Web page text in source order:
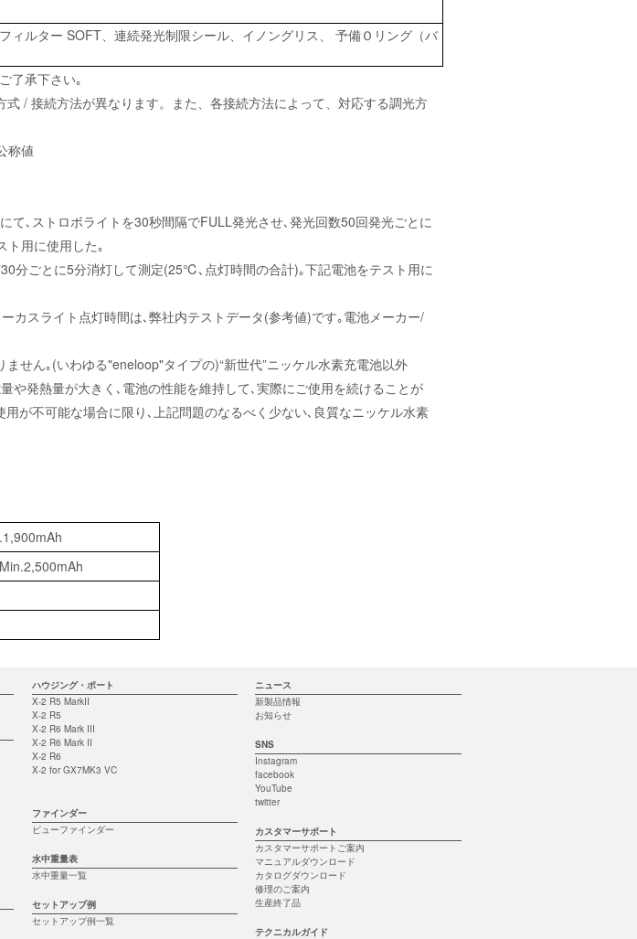
ィルター SOFT、連続発光制限シール、イノングリス、 予備Ｏリング（バ
了承下さい｡
/ 接続方法が異なります。また、各接続方法によって、対応する調光方
称値
､ストロボライトを30秒間隔でFULL発光させ､発光回数50回発光ごとに
用に使用した｡
分ごとに5分消灯して測定(25℃､点灯時間の合計)｡下記電池をテスト用に
カスライト点灯時間は､弊社内テストデータ(参考値)です｡電池メーカー/
せん｡(いわゆる"eneloop"タイプの)“新世代”ニッケル水素充電池以外
や発熱量が大きく､電池の性能を維持して､実際にご使用を続けることが
が不可能な場合に限り､上記問題のなるべく少ない､良質なニッケル水素
ハウジング・ポート
X-2 R5 MarkII
X-2 R5
X-2 R6 Mark III
X-2 R6 Mark II
X-2 R6
X-2 for GX7MK3 VC
ファインダー
ビューファインダー
水中重量表
水中重量一覧
セットアップ例
セットアップ例一覧
ニュース
新製品情報
お知らせ
SNS
Instagram
facebook
YouTube
twitter
カスタマーサポート
カスタマーサポートご案内
マニュアルダウンロード
カタログダウンロード
修理のご案内
生産終了品
テクニカルガイド